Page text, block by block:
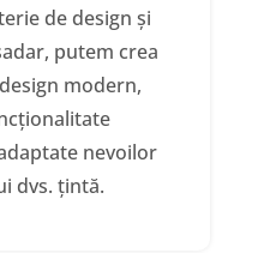
de design și
putem crea
modern,
nevoilor
dvs. țintă.